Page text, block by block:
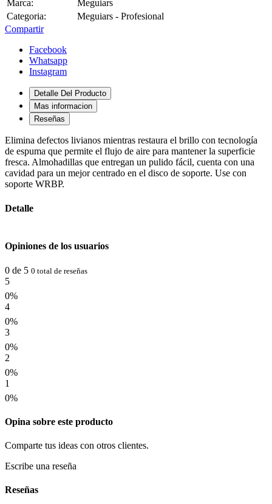
Marca:
Meguiars
Categoria:
Meguiars - Profesional
Compartir
Facebook
Whatsapp
Instagram
Detalle Del Producto
Mas informacion
Reseñas
Elimina defectos livianos mientras restaura el brillo con tecnología
de espuma que permite el flujo de aire para mantener la superficie
fresca. Almohadillas que entregan un pulido fácil, cuenta con una
cavidad para un mejor centrado en el disco de soporte. Use con
soporte WRBP.
Detalle
Opiniones de los usuarios
0 de 5 0 total de reseñas
5
0%
4
0%
3
0%
2
0%
1
0%
Opina sobre este producto
Comparte tus ideas con otros clientes.
Escribe una reseña
Reseñas